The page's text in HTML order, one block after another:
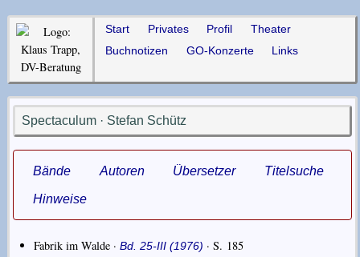
Start Privates Profil
Theater
Buchnotizen
GO-Konzerte Links
Spectaculum · Stefan Schütz
Bände Autoren Übersetzer Titelsuche
Hinweise
Fabrik im Walde ·Bd. 25-III (1976) · S. 185